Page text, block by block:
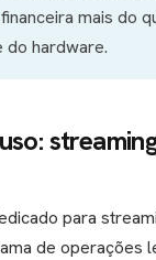
mais do
do hardware.
para
de operações